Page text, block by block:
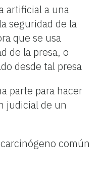
artificial a una
seguridad de la
que se usa
de la presa, o
desde tal presa
parte para hacer
judicial de un
común